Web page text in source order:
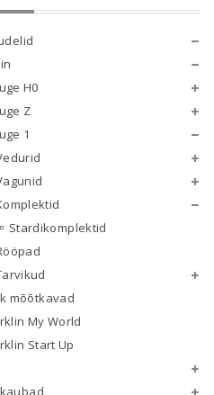
H0
Z
1
Stardikomplektid
mõõtkavad
My World
Start Up